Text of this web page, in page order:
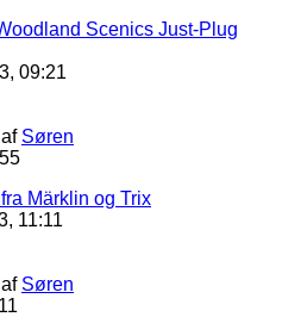
Scenics Just-Plug
09:21
af Søren
Märklin og Trix
11:11
af Søren